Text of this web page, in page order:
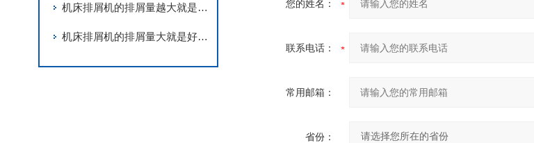
机床排屑机的排屑量越大就是越好吗？
机床排屑机的排屑量大就是好的吗？
您的姓名：
联系电话：
常用邮箱：
省份：